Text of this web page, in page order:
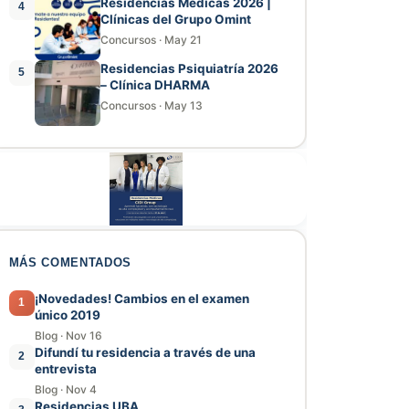
4
Clínicas del Grupo Omint
Concursos · May 21
5
Residencias Psiquiatría 2026
– Clínica DHARMA
Concursos · May 13
MÁS COMENTADOS
1
¡Novedades! Cambios en el examen
único 2019
Blog · Nov 16
2
Difundí tu residencia a través de una
entrevista
Blog · Nov 4
Residencias UBA